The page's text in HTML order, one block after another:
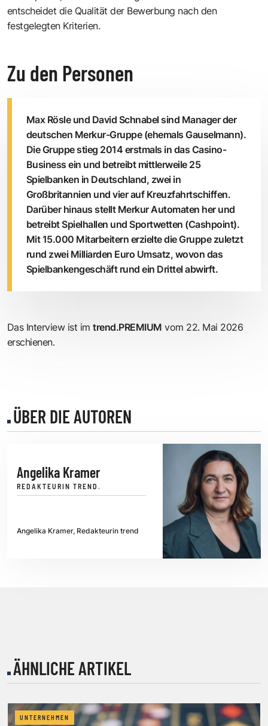
entscheidet die Qualität der Bewerbung nach den
festgelegten Kriterien.
Zu den Personen
Max Rösle und David Schnabel sind Manager der
deutschen Merkur-Gruppe (ehemals Gauselmann).
Die Gruppe stieg 2014 erstmals in das Casino-
Business ein und betreibt mittlerweile 25
Spielbanken in Deutschland, zwei in
Großbritannien und vier auf Kreuzfahrtschiffen.
Darüber hinaus stellt Merkur Automaten her und
betreibt Spielhallen und Sportwetten (Cashpoint).
Mit 15.000 Mitarbeitern erzielte die Gruppe zuletzt
rund zwei Milliarden Euro Umsatz, wovon das
Spielbankengeschäft rund ein Drittel abwirft.
Das Interview ist imtrend.PREMIUM vom 22. Mai 2026
erschienen.
ÜBER DIE AUTOREN
Angelika Kramer
REDAKTEURIN TREND.
Angelika Kramer, Redakteurin trend
ÄHNLICHE ARTIKEL
UNTERNEHMEN